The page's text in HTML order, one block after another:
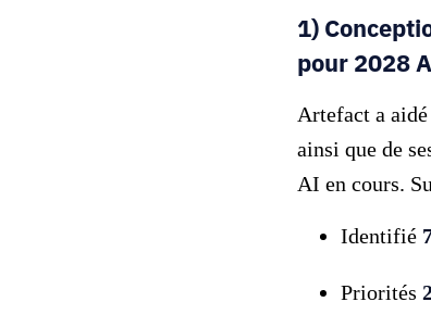
1)
pour 2028
Artefact a
ainsi que de
AI en cours.
Identifié
Priorités